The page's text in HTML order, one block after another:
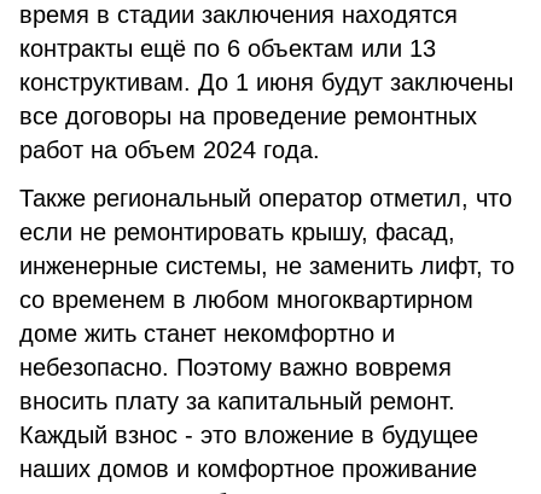
время в стадии заключения находятся
контракты ещё по 6 объектам или 13
конструктивам. До 1 июня будут заключены
все договоры на проведение ремонтных
работ на объем 2024 года.
Также региональный оператор отметил, что
если не ремонтировать крышу, фасад,
инженерные системы, не заменить лифт, то
со временем в любом многоквартирном
доме жить станет некомфортно и
небезопасно. Поэтому важно вовремя
вносить плату за капитальный ремонт.
Каждый взнос - это вложение в будущее
наших домов и комфортное проживание